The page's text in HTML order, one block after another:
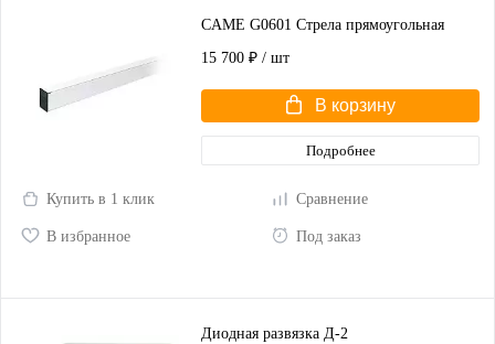
CAME G0601 Стрела прямоугольная
15 700 ₽ / шт
В корзину
Подробнее
Купить в 1 клик Сравнение
В избранное Под заказ
Диодная развязка Д-2